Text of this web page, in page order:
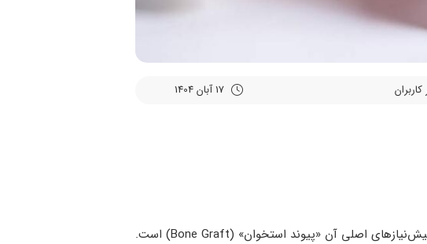
اگر تا به حال به فکر کاشت ایمپلنت دندان (Dental Implant) افتاده باشید، احتمالا شنیده‌اید که یکی از پیش‌نیازهای اصلی آن «پیوند استخوان» (Bone Graft) است.